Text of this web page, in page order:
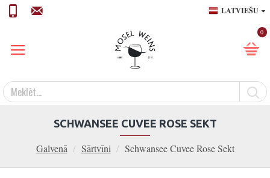
LATVIEŠU
0
Galvenā Sārtvīni Schwansee Cuvee Rose Sekt
SCHWANSEE CUVEE ROSE SEKT